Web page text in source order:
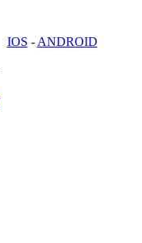
IOS - ANDROID